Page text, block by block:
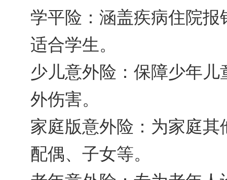
学平险：涵盖疾病住院
适合学生。
少儿意外险：保障少年
外伤害。
家庭版意外险：为家庭
配偶、子女等。